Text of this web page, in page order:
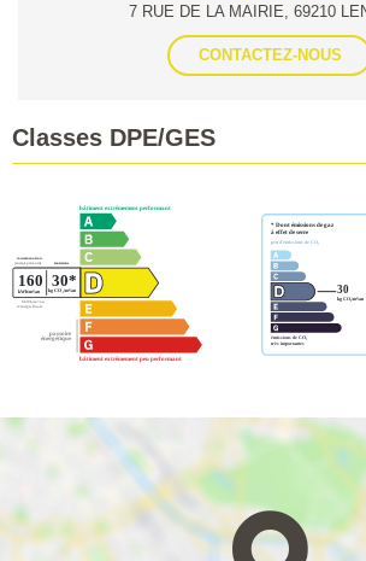
7 RUE DE LA MAIRIE, 69210
CONTACTEZ-NOUS
Classes DPE/GES